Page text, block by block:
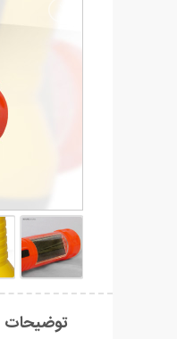
توضیحات